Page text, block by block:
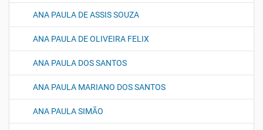
ANA PAULA DE ASSIS SOUZA
ANA PAULA DE OLIVEIRA FELIX
ANA PAULA DOS SANTOS
ANA PAULA MARIANO DOS SANTOS
ANA PAULA SIMÃO